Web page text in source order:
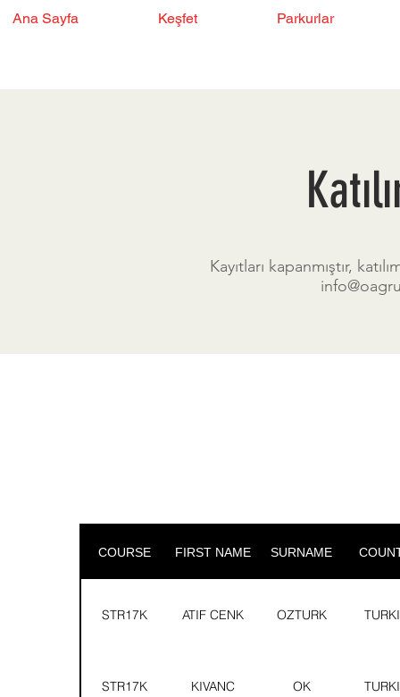
Ana Sayfa Keşfet Parkurlar
Kayıtları kapanmıştır,
COURSE FIRST NAME SURNAME
STR17K ATIF CENK OZTURK
STR17K KIVANC OK